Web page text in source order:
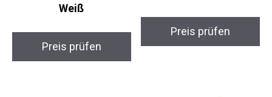
Weiß
Preis prüfen
Preis prüfen